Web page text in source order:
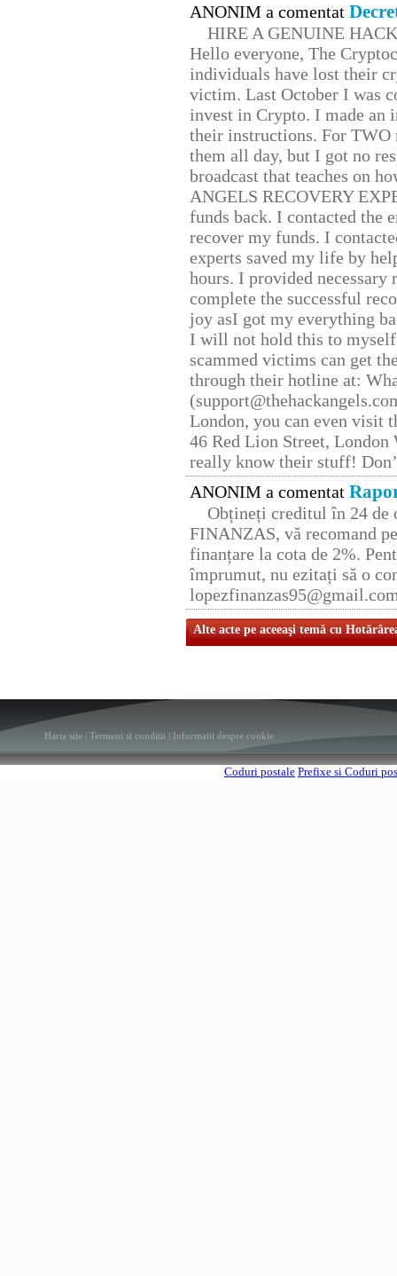
ANONIM a comentat
HIRE A GENUINE
Hello everyone, The
individuals have lost their
victim. Last October I was
invest in Crypto. I made
their instructions. For TWO
them all day, but I got no
broadcast that teaches on
ANGELS RECOVERY
funds back. I contacted the
recover my funds. I
experts saved my life by
hours. I provided
complete the successful
joy asI got my everything
I will not hold this to
scammed victims can get
through their hotline at:
London, you can even visit
46 Red Lion Street, London
really know their stuff!
ANONIM a comentat
Obțineți creditul în 24 de
FINANZAS, vă recomand
finanțare la cota de 2%.
împrumut, nu ezitați să o
Alte acte pe aceeaşi temă cu
Harta site Termeni si conditii Informatii despre cookie
Coduri postale Prefixe si Coduri